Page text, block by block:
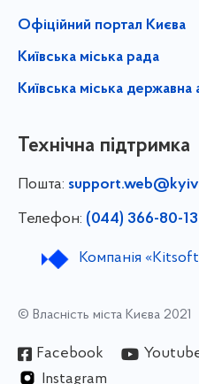
Офіційний портал Києва
Київська міська рада
Київська міська державна
Технічна підтримка
Пошта:
Телефон: (044) 366-80-13
Компанія
© Власність міста Києва 2021
Facebook
Instagram